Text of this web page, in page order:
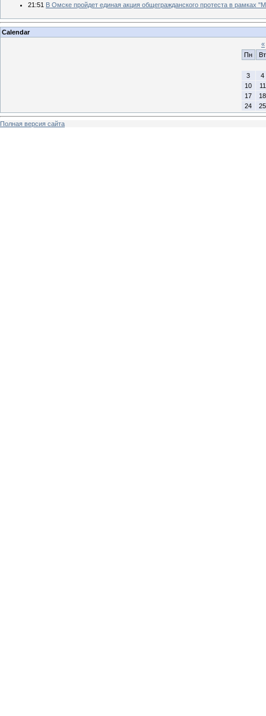
21:51 В Омске пройдет единая акция общегражданского протеста в рамках
Calendar
«
Пн
Вт
3
4
10
11
17
18
24
25
Полная версия сайта